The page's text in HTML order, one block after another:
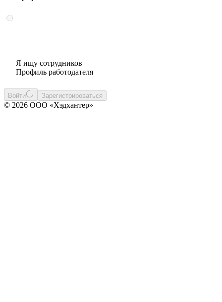
Я ищу сотрудников
Профиль работодателя
Войти Зарегистрироваться
© 2026 ООО «Хэдхантер»